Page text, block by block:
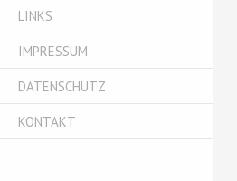
LINKS
IMPRESSUM
DATENSCHUTZ
KONTAKT